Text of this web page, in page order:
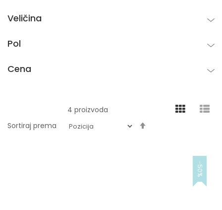
Veličina
Pol
Cena
4 proizvoda
Sortiraj prema
-50%